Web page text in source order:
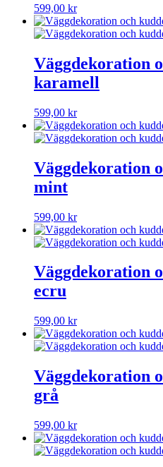
599,00 kr
Väggdekoration
karamell
599,00 kr
Väggdekoration
mint
599,00 kr
Väggdekoration
ecru
599,00 kr
Väggdekoration
grå
599,00 kr